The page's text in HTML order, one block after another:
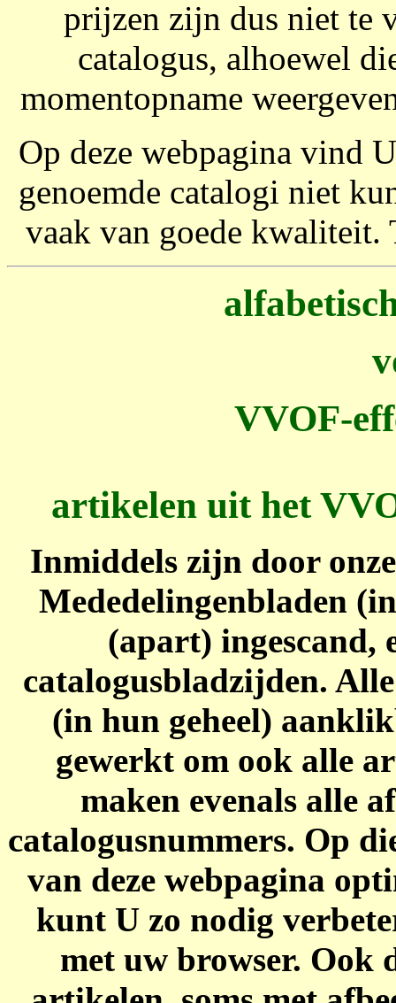
prijzen zijn dus niet te
catalogus, alhoewel
momentopname
Op deze webpagina vind
genoemde catalogi niet
vaak van goede kwaliteit.
VVOF-
artikelen uit het
Inmiddels zijn door
Mededelingenbladen
(apart) ingescand,
catalogusbladzijden.
(in hun geheel)
gewerkt om ook alle
maken evenals alle
catalogusnummers. Op
van deze webpagina
kunt U zo nodig
met uw browser. Ook